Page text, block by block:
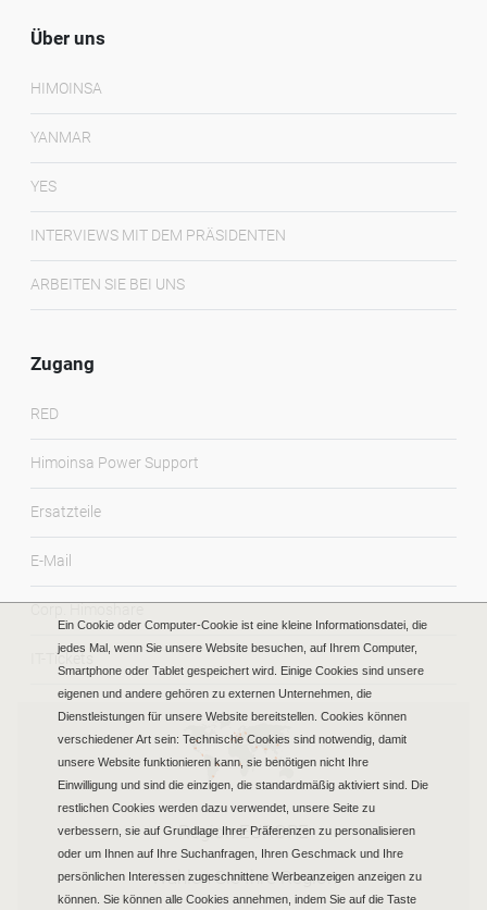
Über uns
HIMOINSA
YANMAR
YES
INTERVIEWS MIT DEM PRÄSIDENTEN
ARBEITEN SIE BEI UNS
Zugang
RED
Himoinsa Power Support
Ersatzteile
E-Mail
IT-Tickets
Region EUROPE
Wählen Sie Ihre Region
Ein Cookie oder Computer-Cookie ist eine kleine Informationsdatei, die
jedes Mal, wenn Sie unsere Website besuchen, auf Ihrem Computer,
Smartphone oder Tablet gespeichert wird. Einige Cookies sind unsere
eigenen und andere gehören zu externen Unternehmen, die
Dienstleistungen für unsere Website bereitstellen. Cookies können
verschiedener Art sein: Technische Cookies sind notwendig, damit
unsere Website funktionieren kann, sie benötigen nicht Ihre
Einwilligung und sind die einzigen, die standardmäßig aktiviert sind. Die
restlichen Cookies werden dazu verwendet, unsere Seite zu
verbessern, sie auf Grundlage Ihrer Präferenzen zu personalisieren
oder um Ihnen auf Ihre Suchanfragen, Ihren Geschmack und Ihre
persönlichen Interessen zugeschnittene Werbeanzeigen anzeigen zu
können. Sie können alle Cookies annehmen, indem Sie auf die Taste